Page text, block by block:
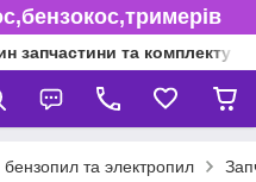
запчастини та
та электропил